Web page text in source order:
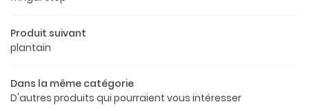
Accueil
concept
produits
Produit suivant
plantain
Dans la même catégorie
D'autres produits qui pourraient vous intéresser